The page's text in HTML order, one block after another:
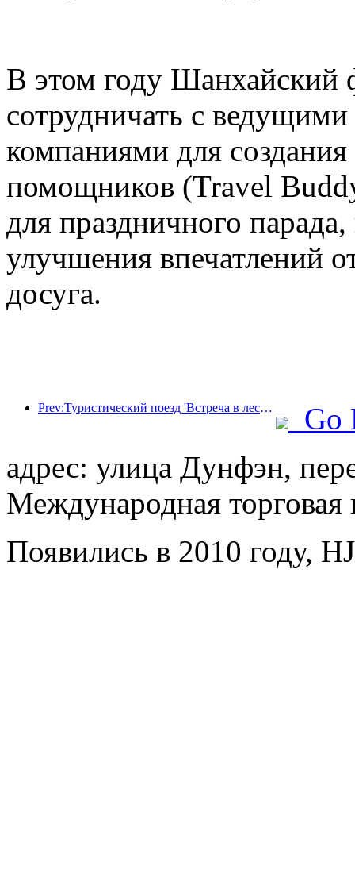
В этом году Шанхайский
сотрудничать с
компаниями для
помощников (Travel
для праздничного
улучшения впечатлений
досуга.
Prev:Туристический поезд 'Встреча в лесу Хулунбуир - Экспресс Дасинганлин - Поезд 'Звездный свет' - Путешествие в Тяньи' совершает свой первый рейс.
Go
адрес: улица Дунфэн,
Международная
Появились в 2010 году,